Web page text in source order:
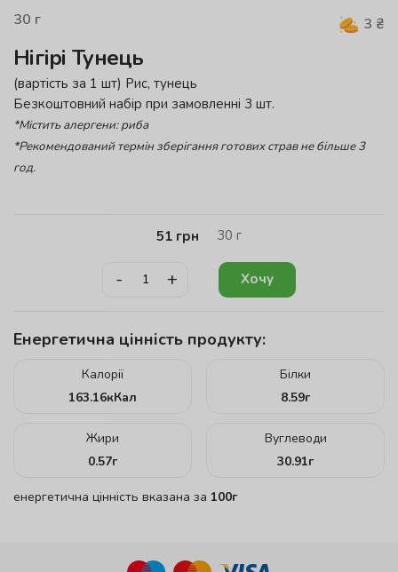
30 г 3 ₴
Нігірі Тунець
(вартість за 1 шт) Рис, тунець
Безкоштовний набір при замовленні 3 шт.
*Містить алергени: риба
*Рекомендований термін зберігання готових страв не більше 3
год.
51 грн 30 г
- + Хочу
Енергетична цінність продукту:
Калорії
163.16кКал
Білки
8.59г
Жири
0.57г
Вуглеводи
30.91г
енергетична цінність вказана за 100г